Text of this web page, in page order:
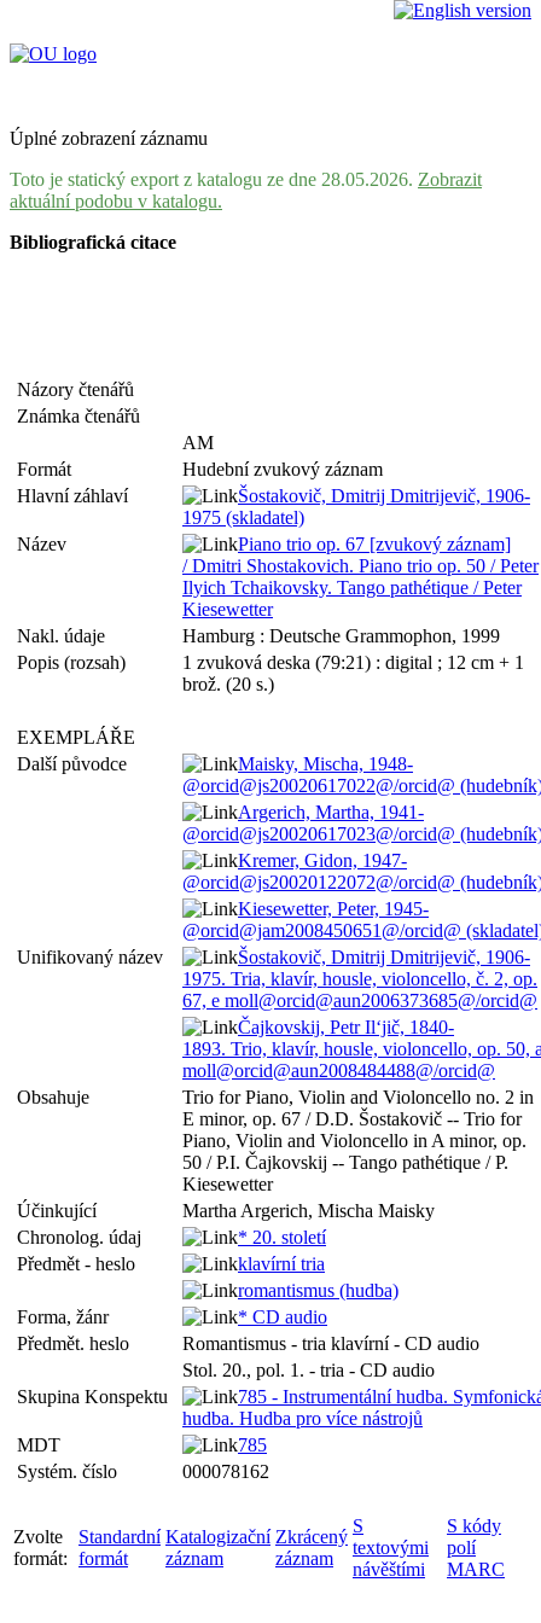
Úplné zobrazení záznamu
Toto je statický export z katalogu ze dne 28.05.2026. Zobrazit
aktuální podobu v katalogu.
Bibliografická citace
Názory čtenářů
Známka čtenářů
AM
Formát
Hudební zvukový záznam
Hlavní záhlaví
Šostakovič, Dmitrij Dmitrijevič, 1906-
1975 (skladatel)
Název
Piano trio op. 67 [zvukový záznam]
/ Dmitri Shostakovich. Piano trio op. 50 / Peter
Ilyich Tchaikovsky. Tango pathétique / Peter
Kiesewetter
Nakl. údaje
Hamburg : Deutsche Grammophon, 1999
Popis (rozsah)
1 zvuková deska (79:21) : digital ; 12 cm + 1
brož. (20 s.)
EXEMPLÁŘE
Další původce
Maisky, Mischa, 1948-
@orcid@js20020617022@/orcid@
Argerich, Martha, 1941-
@orcid@js20020617023@/orcid@
Kremer, Gidon, 1947-
@orcid@js20020122072@/orcid@
Kiesewetter, Peter, 1945-
@orcid@jam2008450651@/orcid@
Unifikovaný název
Šostakovič, Dmitrij Dmitrijevič, 1906-
1975. Tria, klavír, housle, violoncello, č. 2, op.
67, e moll@orcid@aun2006373685@/orcid@
Čajkovskij, Petr Il‘jič, 1840-
1893. Trio, klavír, housle, violoncello, op. 50,
moll@orcid@aun2008484488@/orcid@
Obsahuje
Trio for Piano, Violin and Violoncello no. 2 in
E minor, op. 67 / D.D. Šostakovič -- Trio for
Piano, Violin and Violoncello in A minor, op.
50 / P.I. Čajkovskij -- Tango pathétique / P.
Kiesewetter
Účinkující
Martha Argerich, Mischa Maisky
Chronolog. údaj
* 20. století
Předmět - heslo
klavírní tria
romantismus (hudba)
Forma, žánr
* CD audio
Předmět. heslo
Romantismus - tria klavírní - CD audio
Stol. 20., pol. 1. - tria - CD audio
Skupina Konspektu
785 - Instrumentální hudba.
hudba. Hudba pro více nástrojů
MDT
785
Systém. číslo
000078162
Zvolte
formát:
Standardní
formát
Katalogizační
záznam
Zkrácený
záznam
S
textovými
návěštími
S kódy
polí
MARC